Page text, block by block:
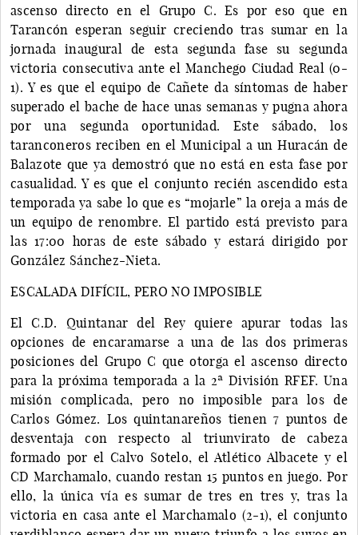
ascenso directo en el Grupo C. Es por eso que en
Tarancón esperan seguir creciendo tras sumar en la
jornada inaugural de esta segunda fase su segunda
victoria consecutiva ante el Manchego Ciudad Real (0-
1). Y es que el equipo de Cañete da síntomas de haber
superado el bache de hace unas semanas y pugna ahora
por una segunda oportunidad. Este sábado, los
taranconeros reciben en el Municipal a un Huracán de
Balazote que ya demostró que no está en esta fase por
casualidad. Y es que el conjunto recién ascendido esta
temporada ya sabe lo que es “mojarle” la oreja a más de
un equipo de renombre. El partido está previsto para
las 17:00 horas de este sábado y estará dirigido por
González Sánchez-Nieta.
ESCALADA DIFÍCIL, PERO NO IMPOSIBLE
El C.D. Quintanar del Rey quiere apurar todas las
opciones de encaramarse a una de las dos primeras
posiciones del Grupo C que otorga el ascenso directo
para la próxima temporada a la 2ª División RFEF. Una
misión complicada, pero no imposible para los de
Carlos Gómez. Los quintanareños tienen 7 puntos de
desventaja con respecto al triunvirato de cabeza
formado por el Calvo Sotelo, el Atlético Albacete y el
CD Marchamalo, cuando restan 15 puntos en juego. Por
ello, la única vía es sumar de tres en tres y, tras la
victoria en casa ante el Marchamalo (2-1), el conjunto